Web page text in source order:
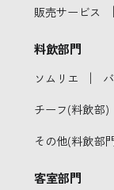
販売サービス ｜
料飲部門
ソムリエ ｜
チーフ(料飲部)
その他(料飲部
客室部門